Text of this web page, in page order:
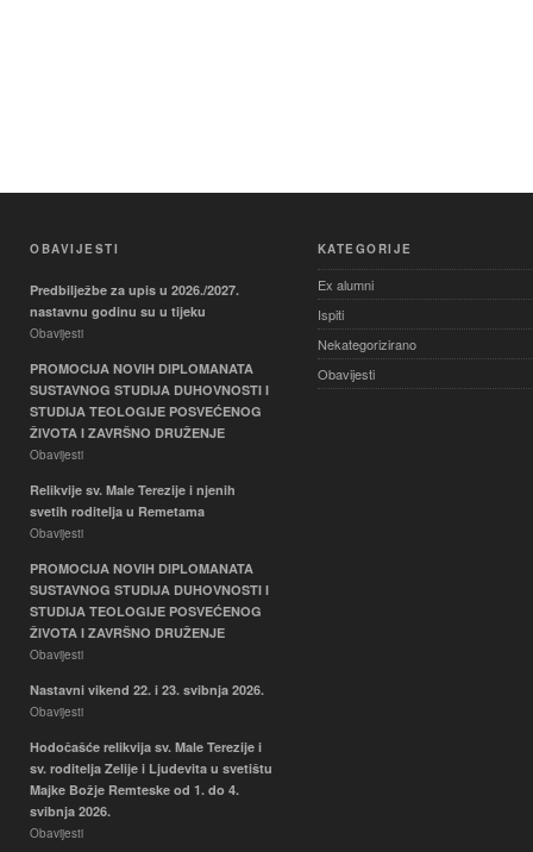
OBAVIJESTI
Predbilježbe za upis u 2026./2027.
nastavnu godinu su u tijeku
Obavijesti
PROMOCIJA NOVIH DIPLOMANATA
SUSTAVNOG STUDIJA DUHOVNOSTI I
STUDIJA TEOLOGIJE POSVEĆENOG
ŽIVOTA I ZAVRŠNO DRUŽENJE
Obavijesti
Relikvije sv. Male Terezije i njenih
svetih roditelja u Remetama
Obavijesti
PROMOCIJA NOVIH DIPLOMANATA
SUSTAVNOG STUDIJA DUHOVNOSTI I
STUDIJA TEOLOGIJE POSVEĆENOG
ŽIVOTA I ZAVRŠNO DRUŽENJE
Obavijesti
Nastavni vikend 22. i 23. svibnja 2026.
Obavijesti
Hodočašće relikvija sv. Male Terezije i
sv. roditelja Zelije i Ljudevita u svetištu
Majke Božje Remteske od 1. do 4.
svibnja 2026.
Obavijesti
KATEGORIJE
Ex alumni
Ispiti
Nekategorizirano
Obavijesti